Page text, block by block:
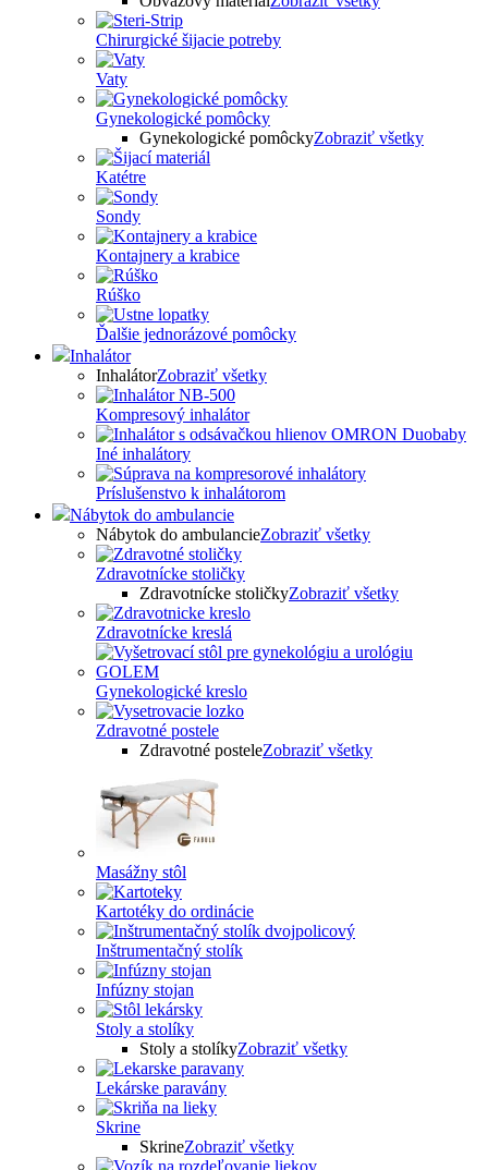
Chirurgické šijacie potreby
Vaty
Gynekologické pomôcky
Gynekologické pomôckyZobraziť všetky
Katétre
Sondy
Kontajnery a krabice
Rúško
Ďalšie jednorázové pomôcky
Inhalátor
InhalátorZobraziť všetky
Kompresový inhalátor
Iné inhalátory
Príslušenstvo k inhalátorom
Nábytok do ambulancie
Nábytok do ambulancieZobraziť všetky
Zdravotnícke stoličky
Zdravotnícke stoličkyZobraziť všetky
Zdravotnícke kreslá
Gynekologické kreslo
Zdravotné postele
Zdravotné posteleZobraziť všetky
Masážny stôl
Kartotéky do ordinácie
Inštrumentačný stolík
Infúzny stojan
Stoly a stolíky
Stoly a stolíkyZobraziť všetky
Lekárske paravány
Skrine
SkrineZobraziť všetky